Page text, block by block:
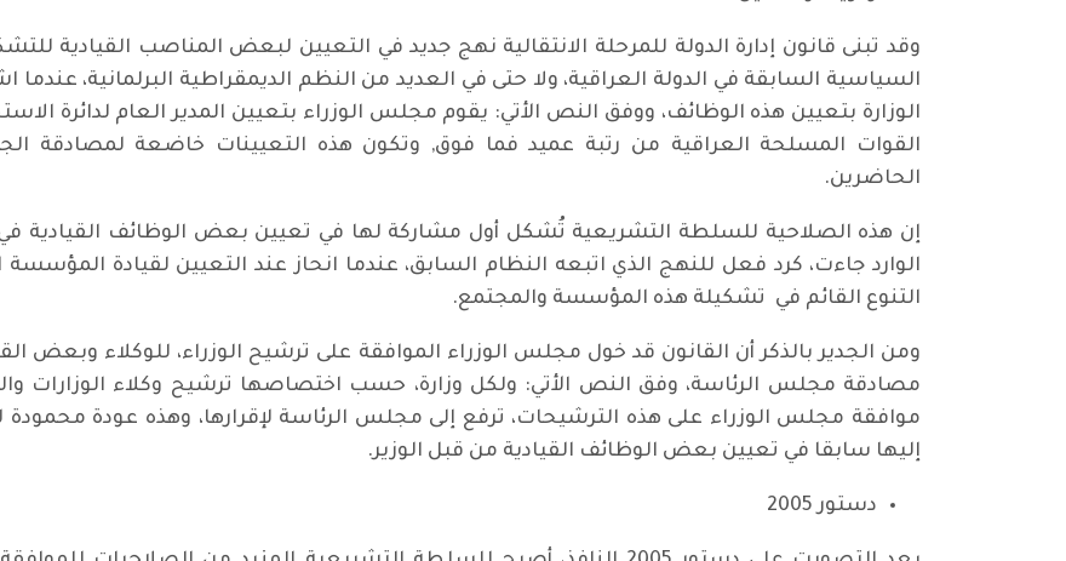
وقد تبنى قانون إدارة الدولة للمرحلة الانتقالية نهج جديد في التعيين لبعض المناصب القيادية
السياسية السابقة في الدولة العراقية، ولا حتى في العديد من النظم الديمقراطية البرلمانية،
الوزارة بتعيين هذه الوظائف، ووفق النص الأتي: يقوم مجلس الوزراء بتعيين المدير العام لدائرة
القوات المسلحة العراقية من رتبة عميد فما فوق, وتكون هذه التعيينات خاضعة لمصادقة
الحاضرين.
إن هذه الصلاحية للسلطة التشريعية تُشكل أول مشاركة لها في تعيين بعض الوظائف القيادية في
الوارد جاءت، كرد فعل للنهج الذي اتبعه النظام السابق، عندما انحاز عند التعيين لقيادة
التنوع القائم في تشكيلة هذه المؤسسة والمجتمع.
ومن الجدير بالذكر أن القانون قد خول مجلس الوزراء الموافقة على ترشيح الوزراء، للوكلاء وبعض
مصادقة مجلس الرئاسة، وفق النص الأتي: ولكل وزارة، حسب اختصاصها ترشيح وكلاء الوزارات
إليها سابقا في تعيين بعض الوظائف القيادية من قبل الوزير.
دستور 2005